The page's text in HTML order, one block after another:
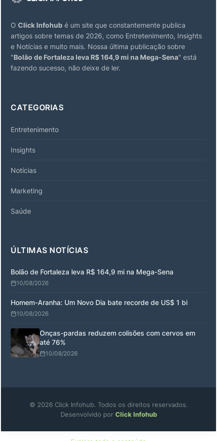
O Click Infohub é um site que constantemente publica
artigos sobre temas de 2026, como Entretenimento, Insights
e Notícias e muito mais. Nossa última publicação sobre
"Bolão de Fortaleza leva R$ 164,9 mi na Mega-Sena" está
fazendo sucesso, não deixe de ler.
CATEGORIAS
Entretenimento
Insights
Notícias
Marketing
Saúde
ÚLTIMAS NOTÍCIAS
Bolão de Fortaleza leva R$ 164,9 mi na Mega-Sena
10/08/2026
Homem-Aranha: Um Novo Dia bate recorde de US$ 1 bi
10/08/2026
Onças-pardas reduzem colisões com cervos em
até 76%
10/08/2026
© 2026 Click Infohub. Todos os direitos reservados.
Desenvolvido por Click Infohub